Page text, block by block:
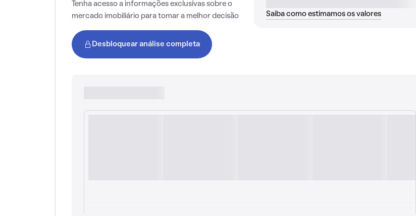
Tenha acesso a informações exclusivas sobre o
mercado imobiliário para tomar a melhor decisão
Desbloquear análise completa
Saiba como estimamos os valores